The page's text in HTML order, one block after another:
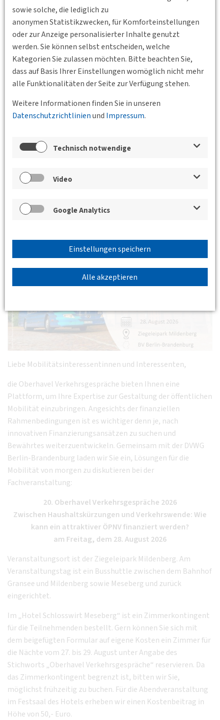
sowie solche, die lediglich zu
anonymen Statistikzwecken, für Komforteinstellungen
oder zur Anzeige personalisierter Inhalte genutzt
werden. Sie können selbst entscheiden, welche
Kategorien Sie zulassen möchten. Bitte beachten Sie,
dass auf Basis Ihrer Einstellungen womöglich nicht mehr
alle Funktionalitäten der Seite zur Verfügung stehen.
Weitere Informationen finden Sie in unseren
Datenschutzrichtlinienund Impressum.
Technisch notwendige
Video
Google Analytics
Einstellungen speichern
Alle akzeptieren
Zurück
Veranstaltungen der Bundesgeschäftsstelle,
20. Oberhavel Verkehrsgespräche 2026
Ziegelei 10, 16792 Zehdenick
Zwischen Haushaltskürzungen und Verkehrswende:
Liebe Mobilitätsinteressentinnen und Interessenten,
die Oberhavel Verkehrsgespräche bieten Ihnen eine
Plattform, um Ihre Expertise zur Gestaltung der öffentlichen
Mobilität einzubringen. Angesichts der finanziellen
Rahmenbedingungen ist es wichtiger denn je, nach
innovativen Finanzierungsansätzen zu suchen und
Bewährtes weiterzuentwickeln. Gemeinsam mit der DVWG
Berlin-Brandenburg laden wir Sie ein, Lösungen für die
Mobilität von morgen zu diskutieren bei der
Fachveranstaltung:
20. Oberhavel Verkehrsgespräche 2026
Zwischen Haushaltskürzungen und Verkehrswende: Wie
kann ein attraktiver ÖPNV finanziert werden?
am Freitag, dem 28. August 2026
Veranstaltungsort ist der Ziegeleipark Mildenberg. Am
Veranstaltungstag ist ein Busshuttle zwischen dem Bahnhof
Gransee und Mildenberg sowie Meseberg und zurück
eingerichtet.
Im „Hotel Schlosswirt Meseberg“ ist ein Zimmerkontingent
für die Teilnehmenden bestellt. Gern können Sie sich mit
dem beigefügten Formular auf eigene Kosten ein Zimmer für
die Nächte vom 27. bis 29. August unter Angabe des
Stichworts „Oberhavel Verkehrsgespräche“ reservieren. Da
das Zimmerkontingent begrenzt ist, bitten wir Sie,
möglichst frühzeitig zu buchen. Für die Abendveranstaltung
im Festsaal des Hotels erheben wir einen Kostenbeitrag in
Höhe von 50,- Euro.